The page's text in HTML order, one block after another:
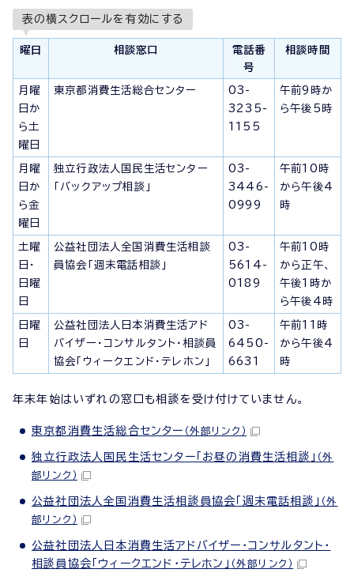
表の横スクロールを有効にする
曜日 相談窓口
電話番
号
相談時間
月曜
日か
ら土
曜日
東京都消費生活総合センター
03-
3235-
1155
午前9時か
ら午後5時
月曜
日か
ら金
曜日
独立行政法人国民生活センター
「バックアップ相談」
03-
3446-
0999
午前10時
から午後4
時
土曜
日・
日曜
日
公益社団法人全国消費生活相談
員協会「週末電話相談」
03-
5614-
0189
午前10時
から正午、
午後1時か
ら午後4時
日曜
日
公益社団法人日本消費生活アド
バイザー・コンサルタント・相談員
協会「ウィークエンド・テレホン」
03-
6450-
6631
午前11時
から午後4
時
年末年始はいずれの窓口も相談を受け付けていません。
東京都消費生活総合センター （外部リンク）
独立行政法人国民生活センター「お昼の消費生活相談」 （外
部リンク）
公益社団法人全国消費生活相談員協会「週末電話相談」 （外
部リンク）
公益社団法人日本消費生活アドバイザー・コンサルタント・
相談員協会「ウィークエンド・テレホン」 （外部リンク）